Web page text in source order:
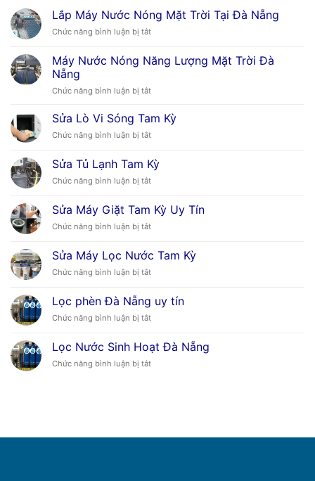
Lắp Máy Nước Nóng Mặt Trời Tại Đà Nẵng
Chức năng bình luận bị tắtở
Máy
Nước
Mặt
Tại
Nẵng
Máy Nước Nóng Năng Lượng Mặt Trời Đà
Nẵng
Chức năng bình luận bị tắtở
Nước
Năng
Mặt
Trời
Đà
Sửa Lò Vi Sóng Tam Kỳ
Chức năng bình luận bị tắtở
Lò
Vi
Sóng
Kỳ
Sửa Tủ Lạnh Tam Kỳ
Chức năng bình luận bị tắtở
Tủ
Lạnh
Tam
Sửa Máy Giặt Tam Kỳ Uy Tín
Chức năng bình luận bị tắtở
Máy
Giặt
Tam
Uy
Tín
Sửa Máy Lọc Nước Tam Kỳ
Chức năng bình luận bị tắtở
Lọc
Nước
Kỳ
Lọc phèn Đà Nẵng uy tín
Chức năng bình luận bị tắtở
phèn
Đà
Nẵng
Lọc Nước Sinh Hoạt Đà Nẵng
Chức năng bình luận bị tắtở